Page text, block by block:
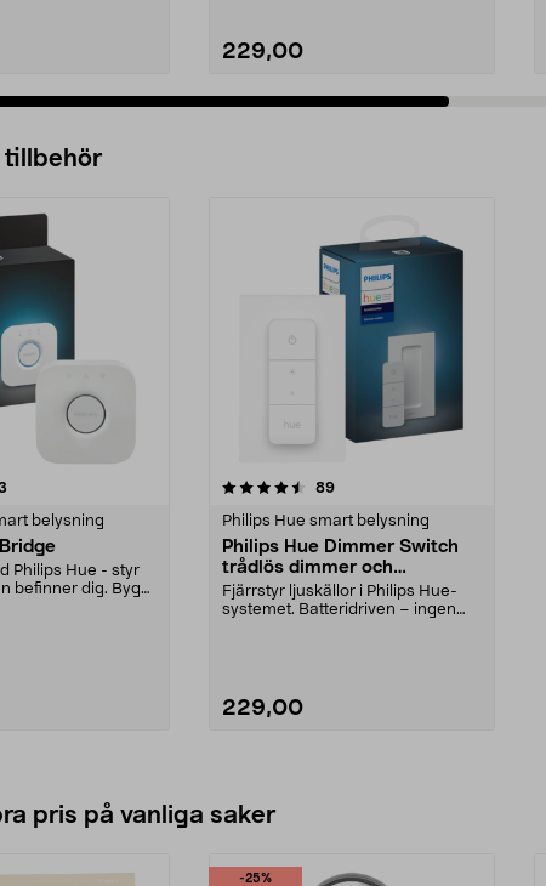
229,00
tillbehör
belysning
Philips Hue - styr
befinner dig. Bygg
5 stjärnor 89recensioner
Philips Hue smart belysning
Philips Hue Dimmer Switch
trådlös dimmer och
fjärrkontroll
Fjärrstyr ljuskällor i Philips Hue-
systemet. Batteridriven – ingen
229,00
pris på vanliga saker
-25%